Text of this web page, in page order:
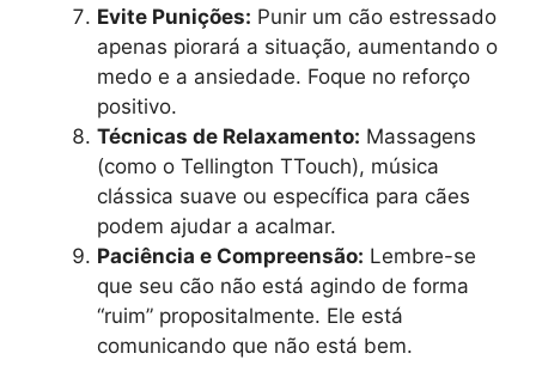
Evite Punições: Punir um cão estressado
apenas piorará a situação, aumentando o
medo e a ansiedade. Foque no reforço
positivo.
Técnicas de Relaxamento: Massagens
(como o Tellington TTouch), música
clássica suave ou específica para cães
podem ajudar a acalmar.
Paciência e Compreensão: Lembre-se
que seu cão não está agindo de forma
“ruim” propositalmente. Ele está
comunicando que não está bem.